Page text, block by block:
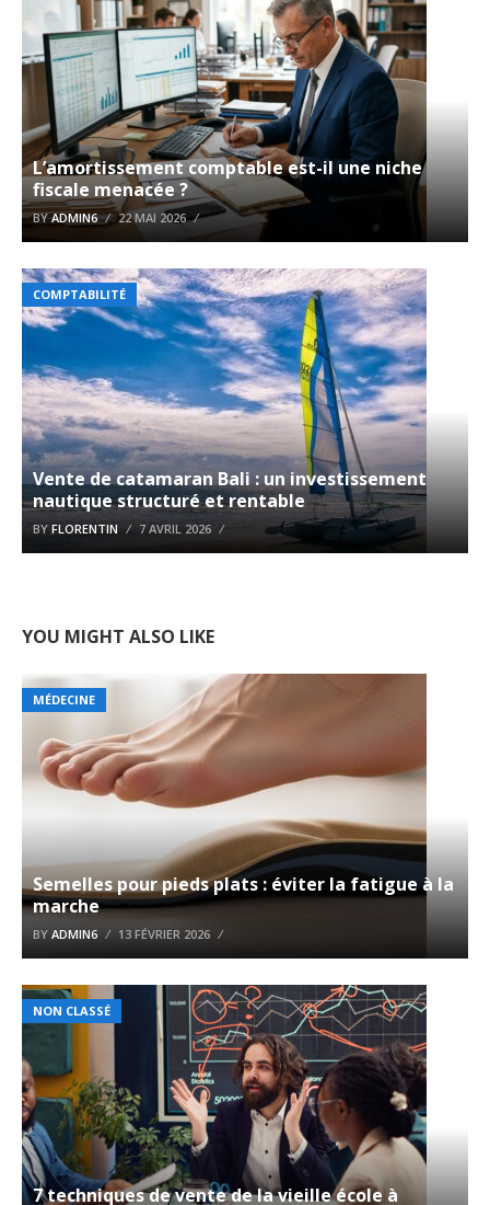
L’amortissement comptable est-il une niche
fiscale menacée ?
BYADMIN6 22 MAI 2026
COMPTABILITÉ
Vente de catamaran Bali : un investissement
nautique structuré et rentable
BY FLORENTIN 7 AVRIL 2026
YOU MIGHT ALSO LIKE
MÉDECINE
Semelles pour pieds plats : éviter la fatigue à la
marche
BY ADMIN6 13 FÉVRIER 2026
NON CLASSÉ
7 techniques de vente de la vieille école à